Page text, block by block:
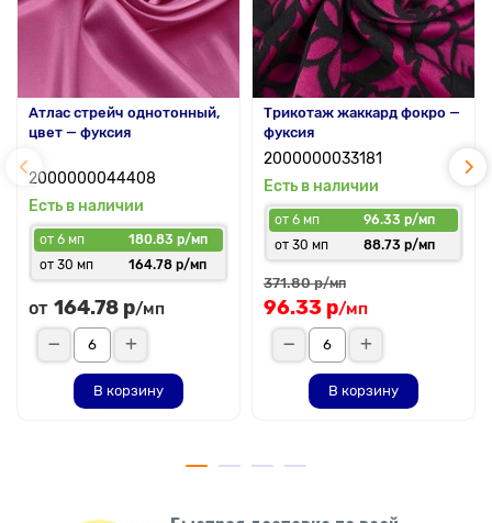
Атлас стрейч однотонный,
цвет — фуксия
2000000044408
Есть в наличии
от 6 мп
180.83 р/мп
от 30 мп
164.78 р/мп
от 164.78 р/мп
В корзину
Трикотаж жаккард фокро —
фуксия
2000000033181
Есть в наличии
от 6 мп
96.33 р/мп
от 30 мп
88.73 р/мп
371.80 р/мп
96.33 р/мп
В корзину